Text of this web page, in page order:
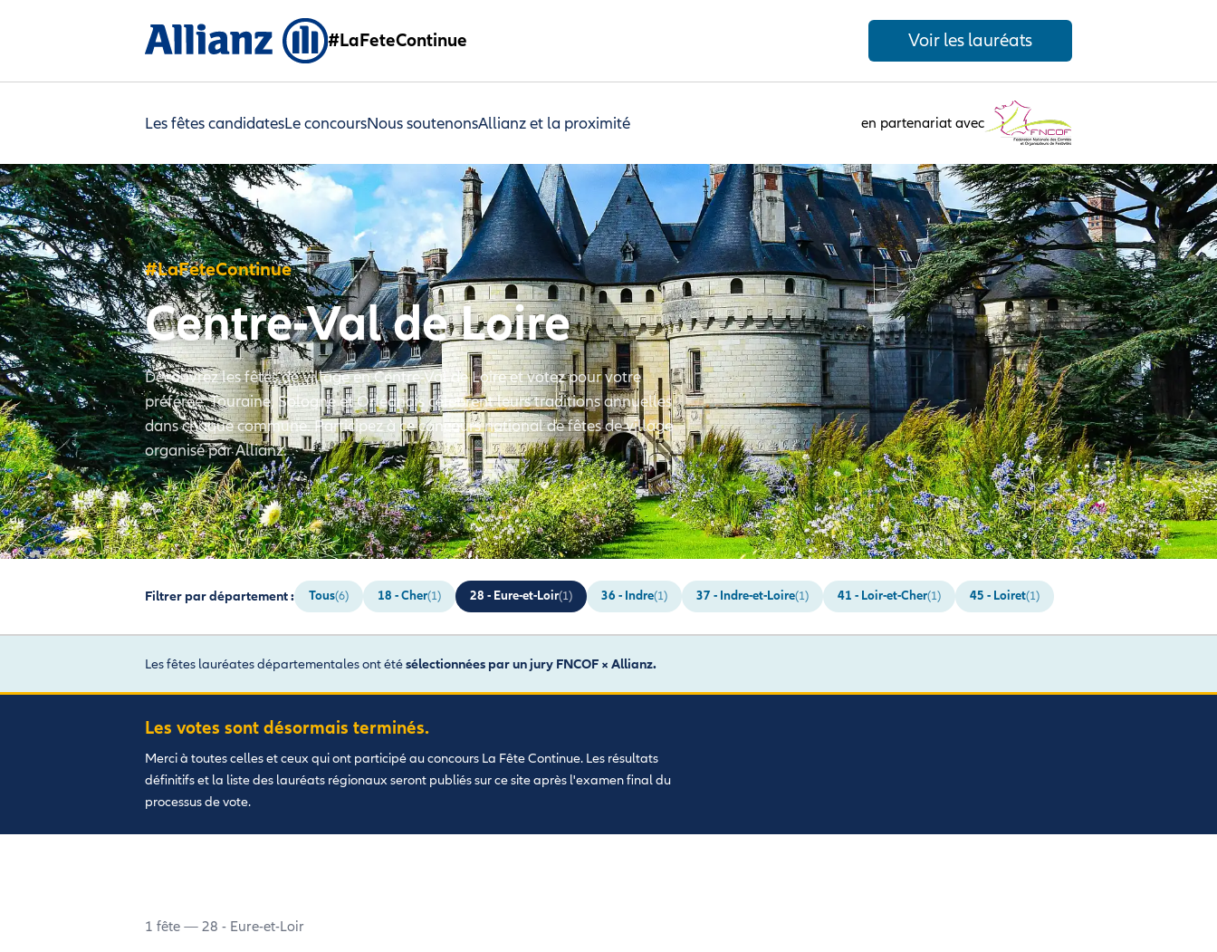
#LaFeteContinue Voir les lauréats
Les fêtes candidatesLe concoursNous soutenonsAllianz et la proximité en partenariat avec
#LaFeteContinue
Centre-Val de Loire
Découvrez les fêtes de village en Centre-Val de Loire et votez pour votre
préférée. Touraine, Sologne et Orléanais célèbrent leurs traditions annuelles
dans chaque commune. Participez à ce concours national de fêtes de village
organisé par Allianz.
Filtrer par département : Tous(6) 18 - Cher(1) 28 - Eure-et-Loir(1) 36 - Indre(1) 37 - Indre-et-Loire(1) 41 - Loir-et-Cher(1) 45 - Loiret(1)
Les fêtes lauréates départementales ont étésélectionnées par un jury FNCOF × Allianz.
Les votes sont désormais terminés.
Merci à toutes celles et ceux qui ont participé au concours La Fête Continue. Les résultats
définitifs et la liste des lauréats régionaux seront publiés sur ce site après l'examen final du
processus de vote.
1 fête — 28 - Eure-et-Loir